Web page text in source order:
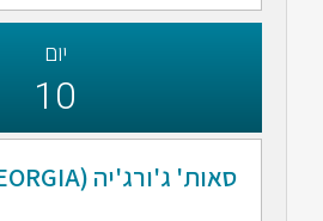
יום
10
סאות' ג'ורג'יה (SOUTH GEORGIA)